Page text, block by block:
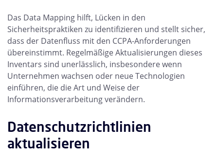
Das Data Mapping hilft, Lücken in den
Sicherheitspraktiken zu identifizieren und stellt sicher,
dass der Datenfluss mit den CCPA-Anforderungen
übereinstimmt. Regelmäßige Aktualisierungen dieses
Inventars sind unerlässlich, insbesondere wenn
Unternehmen wachsen oder neue Technologien
einführen, die die Art und Weise der
Informationsverarbeitung verändern.
Datenschutzrichtlinien
aktualisieren